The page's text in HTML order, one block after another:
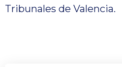
Tribunales de Valencia.